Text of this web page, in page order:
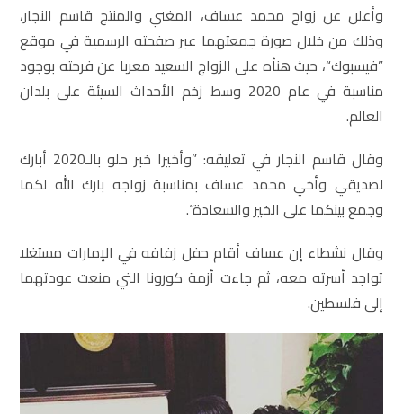
وأعلن عن زواج محمد عساف، المغني والمنتج قاسم النجار،
وذلك من خلال صورة جمعتهما عبر صفحته الرسمية في موقع
”فيسبوك“، حيث هنأه على الزواج السعيد معربا عن فرحته بوجود
مناسبة في عام 2020 وسط زخم الأحداث السيئة على بلدان
العالم.
وقال قاسم النجار في تعليقه: ”وأخيرا خبر حلو بالـ2020 أبارك
لصديقي وأخي محمد عساف بمناسبة زواجه بارك الله لكما
وجمع بينكما على الخير والسعادة“.
وقال نشطاء إن عساف أقام حفل زفافه في الإمارات مستغلا
تواجد أسرته معه، ثم جاءت أزمة كورونا التي منعت عودتهما
إلى فلسطين.